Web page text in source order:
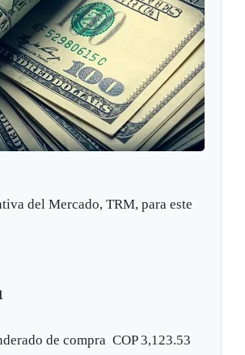
del Mercado, TRM, para este
de compra COP 3,123.53